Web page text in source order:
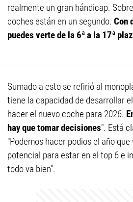
realmente un gran hándicap.
coches están en un segundo. Con
puedes verte de la 6ª a la 17ª
Sumado a esto se refirió al
tiene la capacidad de desarrollar
hacer el nuevo coche para 2026.
hay que tomar decisiones". Está
"Podemos hacer podios el año
potencial para estar en el top 6 e
todo va bien".